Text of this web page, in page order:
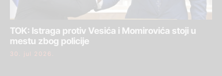
TOK: Istraga protiv Vesića i Momirovića stoji u
mestu zbog policije
30. jul 2026.